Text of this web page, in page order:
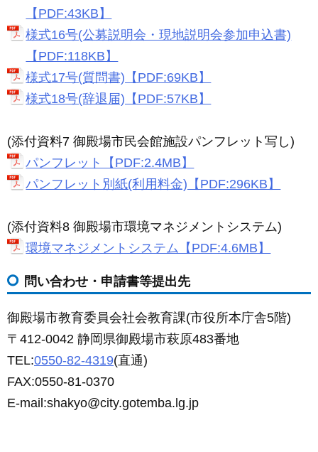
【PDF:43KB】
様式16号(公募説明会・現地説明会参加申込書)
【PDF:118KB】
様式17号(質問書)【PDF:69KB】
様式18号(辞退届)【PDF:57KB】
(添付資料7 御殿場市民会館施設パンフレット写し)
パンフレット【PDF:2.4MB】
パンフレット別紙(利用料金)【PDF:296KB】
(添付資料8 御殿場市環境マネジメントシステム)
環境マネジメントシステム【PDF:4.6MB】
問い合わせ・申請書等提出先
御殿場市教育委員会社会教育課(市役所本庁舎5階)
〒412-0042 静岡県御殿場市萩原483番地
TEL:0550-82-4319(直通)
FAX:0550-81-0370
E-mail:shakyo@city.gotemba.lg.jp